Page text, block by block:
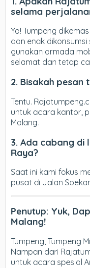
selama
Ya! Tumpeng
dan enak
gunakan armada
selamat dan tetap
2. Bisakah pesan
Tentu.
untuk acara kantor,
Malang.
3. Ada cabang di
Raya?
Saat ini kami fokus
pusat di Jalan
Penutup: Yuk,
Malang!
Tumpeng, Tumpeng
Nampan dari
untuk acara spesial